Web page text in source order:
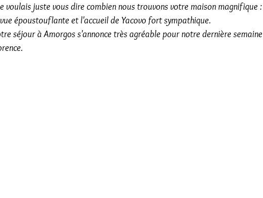
voulais juste vous dire combien nous trouvons votre maison magnifique :
époustouflante et l'accueil de Yacovo fort sympathique.
séjour à Amorgos s'annonce très agréable pour notre dernière